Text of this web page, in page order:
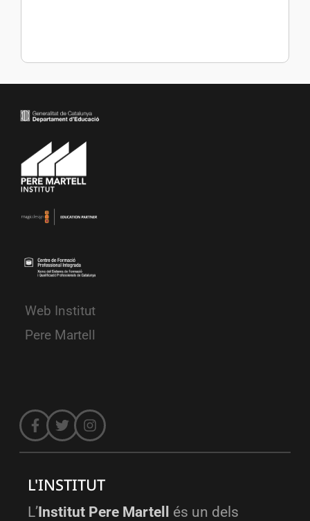
Web Institut
Pere Martell
L'INSTITUT
L’Institut Pere Martell és un dels